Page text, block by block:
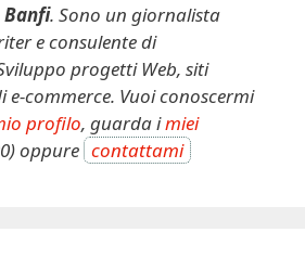
. Sono un giornalista
e consulente di
progetti Web, siti
e-commerce. Vuoi conoscermi
profilo, guarda imiei
oppure contattami